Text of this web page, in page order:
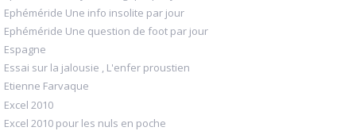
Ephéméride Une info insolite par jour
Ephéméride Une question de foot par jour
Espagne
Essai sur la jalousie , L'enfer proustien
Etienne Farvaque
Excel 2010
Excel 2010 pour les nuls en poche